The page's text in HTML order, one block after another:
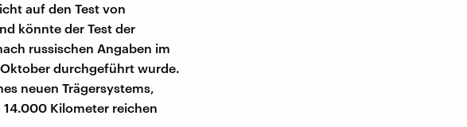
auf den Test von
könnte der Test der
russischen Angaben im
durchgeführt wurde.
neuen Trägersystems,
Kilometer reichen